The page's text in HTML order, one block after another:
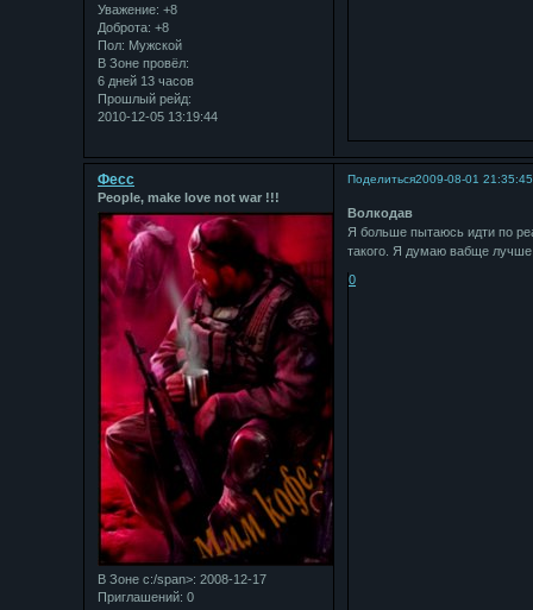
Уважение: +8
Доброта: +8
Пол: Мужской
В Зоне провёл:
6 дней 13 часов
Прошлый рейд:
2010-12-05 13:19:44
Поделиться2009-08-01 21:35:45
Фесс
People, make love not war !!!
В Зоне с:/span>: 2008-12-17
Приглашений: 0
Bолкодав
Я больше пытаюсь идти по
такого. Я думаю вабще лучше
0